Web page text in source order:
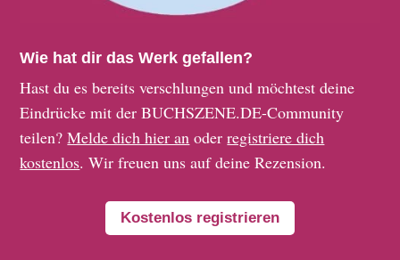
Wie hat dir das Werk gefallen?
Hast du es bereits verschlungen und möchtest deine
Eindrücke mit der BUCHSZENE.DE-Community
teilen?Melde dich hier an oderregistriere dich
kostenlos. Wir freuen uns auf deine Rezension.
Kostenlos registrieren